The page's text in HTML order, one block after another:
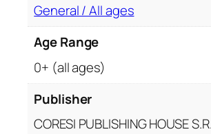
General / All ages
Age Range
0+ (all ages)
Publisher
CORESI PUBLISHING HOUSE